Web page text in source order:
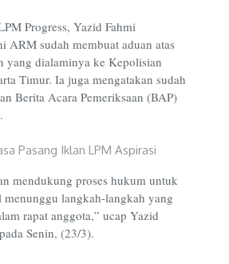
Progress, Yazid Fahmi
ARM sudah membuat aduan atas
yang dialaminya ke Kepolisian
Timur. Ia juga mengatakan sudah
Berita Acara Pemeriksaan (BAP)
mendukung proses hukum untuk
langkah-langkah yang
rapat anggota,” ucap Yazid
pada Senin, (23/3).